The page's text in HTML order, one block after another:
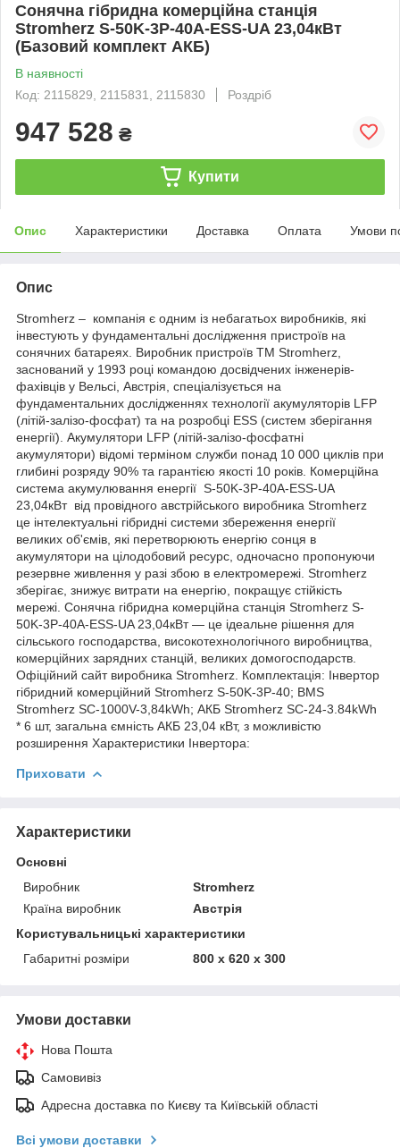
Сонячна гібридна комерційна станція
Stromherz S-50K-3Р-40А-ESS-UA 23,04кВт
(Базовий комплект АКБ)
В наявності
Код: 2115829, 2115831, 2115830
Роздріб
947 528 ₴
Купити
Опис Характеристики Доставка Оплата Умови
Опис
Stromherz – компанія є одним із небагатьох виробників, які
інвестують у фундаментальні дослідження пристроїв на
сонячних батареях. Виробник пристроїв TM Stromherz,
заснований у 1993 році командою досвідчених інженерів-
фахівців у Вельсі, Австрія, спеціалізується на
фундаментальних дослідженнях технології акумуляторів LFP
(літій-залізо-фосфат) та на розробці ESS (систем зберігання
енергії). Акумулятори LFP (літій-залізо-фосфатні
акумулятори) відомі терміном служби понад 10 000 циклів при
глибині розряду 90% та гарантією якості 10 років. Комерційна
система акумулювання енергії S-50K-3Р-40А-ESS-UA
23,04кВт від провідного австрійського виробника Stromherz
це інтелектуальні гібридні системи збереження енергії
великих об'ємів, які перетворюють енергію сонця в
акумулятори на цілодобовий ресурс, одночасно пропонуючи
резервне живлення у разі збою в електромережі. Stromherz
зберігає, знижує витрати на енергію, покращує стійкість
мережі. Сонячна гібридна комерційна станція Stromherz S-
50K-3Р-40А-ESS-UA 23,04кВт — це ідеальне рішення для
сільського господарства, високотехнологічного виробництва,
комерційних зарядних станцій, великих домогосподарств.
Офіційний сайт виробника Stromherz. Комплектація: Інвертор
гібридний комерційний Stromherz S-50K-3Р-40; BMS
Stromherz SС-1000V-3,84kWh; АКБ Stromherz SС-24-3.84kWh
* 6 шт, загальна ємність АКБ 23,04 кВт, з можливістю
розширення Характеристики Інвертора:
Приховати
Характеристики
Основні
Виробник
Stromherz
Країна виробник
Австрія
Користувальницькі характеристики
Габаритні розміри
800 x 620 x 300
Умови доставки
Нова Пошта
Самовивіз
Адресна доставка по Києву та Київській області
Всі умови доставки